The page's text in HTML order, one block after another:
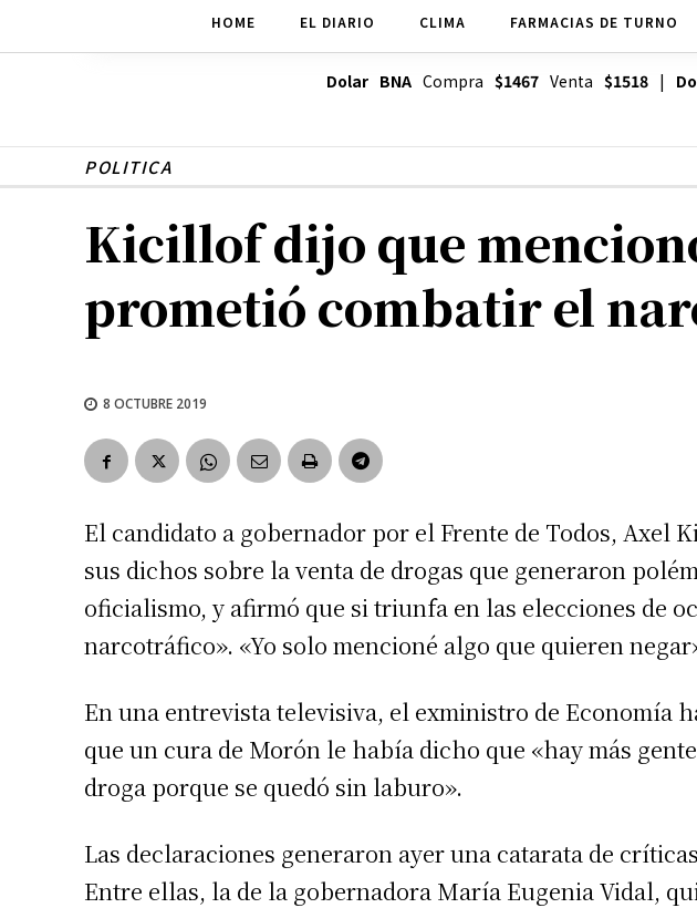
HOME EL DIARIO CLIMA FARMACIAS DE TURNO
Dolar BNACompra $1467Venta $1518|
POLITICA
Kicillof dijo que
prometió combatir el
8 OCTUBRE 2019
El candidato a gobernador por el Frente de Todos, Axel
sus dichos sobre la venta de drogas que generaron
oficialismo, y afirmó que si triunfa en las elecciones de
narcotráfico». «Yo solo mencioné algo que quieren
En una entrevista televisiva, el exministro de Economía
que un cura de Morón le había dicho que «hay más
droga porque se quedó sin laburo».
Las declaraciones generaron ayer una catarata de
Entre ellas, la de la gobernadora María Eugenia Vidal,